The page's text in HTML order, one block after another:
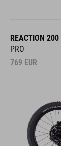
REACTION 200
PRO
769 EUR